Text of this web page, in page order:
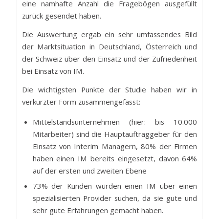
eine namhafte Anzahl die Fragebögen ausgefüllt
zurück gesendet haben.
Die Auswertung ergab ein sehr umfassendes Bild
der Marktsituation in Deutschland, Österreich und
der Schweiz über den Einsatz und der Zufriedenheit
bei Einsatz von IM.
Die wichtigsten Punkte der Studie haben wir in
verkürzter Form zusammengefasst:
Mittelstandsunternehmen (hier: bis 10.000
Mitarbeiter) sind die Hauptauftraggeber für den
Einsatz von Interim Managern, 80% der Firmen
haben einen IM bereits eingesetzt, davon 64%
auf der ersten und zweiten Ebene
73% der Kunden würden einen IM über einen
spezialisierten Provider suchen, da sie gute und
sehr gute Erfahrungen gemacht haben.